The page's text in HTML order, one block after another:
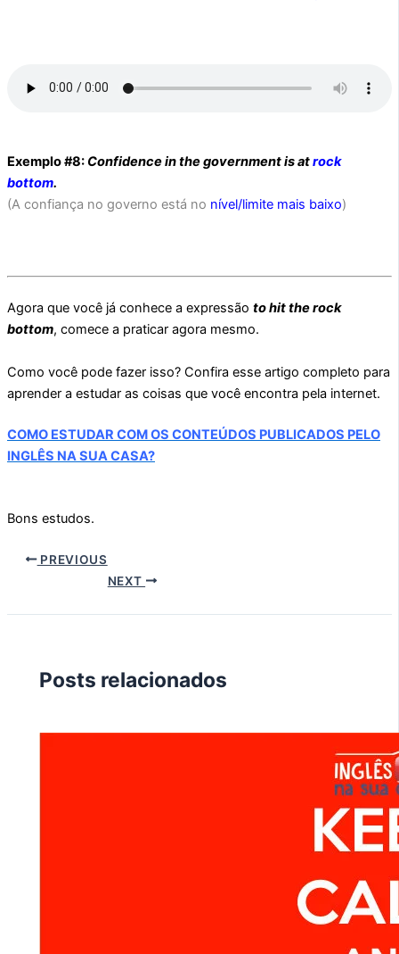
Exemplo #8: Confidence in the government is atrock
bottom.
(A confiança no governo está no nível/limite mais baixo)
Agora que você já conhece a expressão to hit the rock
bottom, comece a praticar agora mesmo.
Como você pode fazer isso? Confira esse artigo completo para
aprender a estudar as coisas que você encontra pela internet.
COMO ESTUDAR COM OS CONTEÚDOS PUBLICADOS PELO
INGLÊS NA SUA CASA?
Bons estudos.
PREVIOUS
NEXT
Posts relacionados